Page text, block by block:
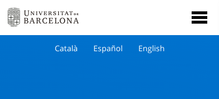
Català Español English